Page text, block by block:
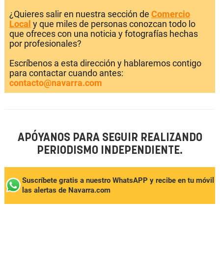
¿Quieres salir en nuestra sección de Comercio
Local y que miles de personas conozcan todo lo
que ofreces con una noticia y fotografías hechas
por profesionales?
Escríbenos a esta dirección y hablaremos contigo
para contactar cuando antes:
contacto@navarra.com
APÓYANOS PARA SEGUIR REALIZANDO
PERIODISMO INDEPENDIENTE.
Suscríbete gratis a nuestro WhatsAPP y recibe en tu móvil
las alertas de Navarra.com